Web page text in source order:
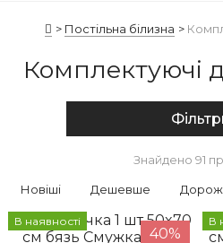
Постільна білизна
Комплектуючі
Знайдено 91
Новіші Дешевше
В наявності
40%
В